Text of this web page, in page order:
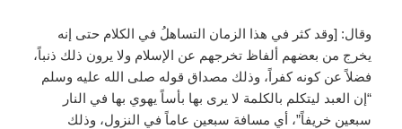
وقال: [وقد كثر في هذا الزمان التساهلُ في الكلام حتى إنه
يخرج من بعضهم ألفاظ تخرجهم عن الإسلام ولا يرون ذلك ذنباً،
فضلاً عن كونه كفراً، وذلك مصداق قوله صلى الله عليه وسلم
“إن العبد ليتكلم بالكلمة لا يرى بها بأساً يهوي بها في النار
سبعين خريفاً”، أي مسافة سبعين عاماً في النزول، وذلك